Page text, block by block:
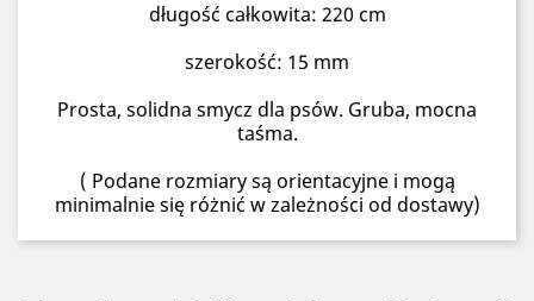
długość całkowita: 220 cm
szerokość: 15 mm
Prosta, solidna smycz dla psów. Gruba, mocna
taśma.
( Podane rozmiary są orientacyjne i mogą
minimalnie się różnić w zależności od dostawy)